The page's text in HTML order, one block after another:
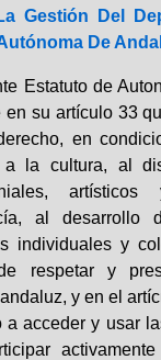
Gestión Del
De
Estatuto de
en su artículo 33
en
a la cultura, al
al desarrollo
individuales y
respetar y
y en el
a acceder y usar